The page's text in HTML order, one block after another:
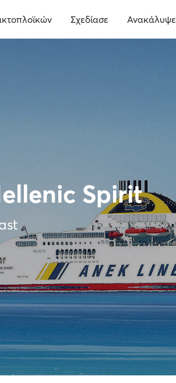
Σχεδίασε Ανακάλυψε
Spirit